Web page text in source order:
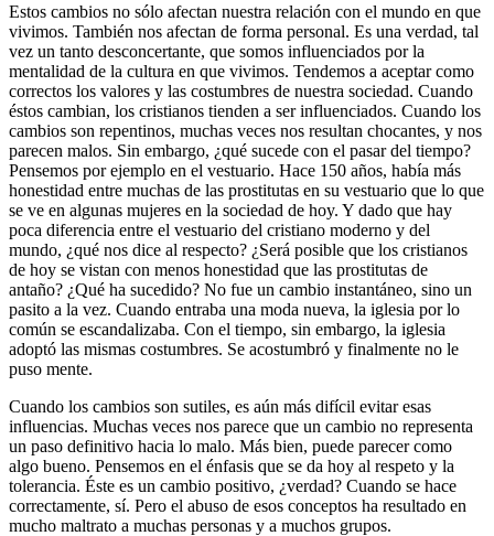
Estos cambios no sólo afectan nuestra relación con el mundo en que
vivimos. También nos afectan de forma personal. Es una verdad, tal
vez un tanto desconcertante, que somos influenciados por la
mentalidad de la cultura en que vivimos. Tendemos a aceptar como
correctos los valores y las costumbres de nuestra sociedad. Cuando
éstos cambian, los cristianos tienden a ser influenciados. Cuando los
cambios son repentinos, muchas veces nos resultan chocantes, y nos
parecen malos. Sin embargo, ¿qué sucede con el pasar del tiempo?
Pensemos por ejemplo en el vestuario. Hace 150 años, había más
honestidad entre muchas de las prostitutas en su vestuario que lo que
se ve en algunas mujeres en la sociedad de hoy. Y dado que hay
poca diferencia entre el vestuario del cristiano moderno y del
mundo, ¿qué nos dice al respecto? ¿Será posible que los cristianos
de hoy se vistan con menos honestidad que las prostitutas de
antaño? ¿Qué ha sucedido? No fue un cambio instantáneo, sino un
pasito a la vez. Cuando entraba una moda nueva, la iglesia por lo
común se escandalizaba. Con el tiempo, sin embargo, la iglesia
adoptó las mismas costumbres. Se acostumbró y finalmente no le
puso mente.
Cuando los cambios son sutiles, es aún más difícil evitar esas
influencias. Muchas veces nos parece que un cambio no representa
un paso definitivo hacia lo malo. Más bien, puede parecer como
algo bueno. Pensemos en el énfasis que se da hoy al respeto y la
tolerancia. Éste es un cambio positivo, ¿verdad? Cuando se hace
correctamente, sí. Pero el abuso de esos conceptos ha resultado en
mucho maltrato a muchas personas y a muchos grupos.